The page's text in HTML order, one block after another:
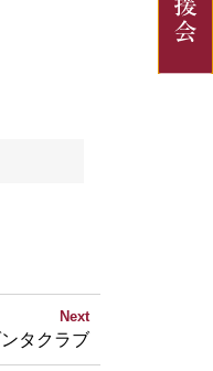
Next
タクラブ